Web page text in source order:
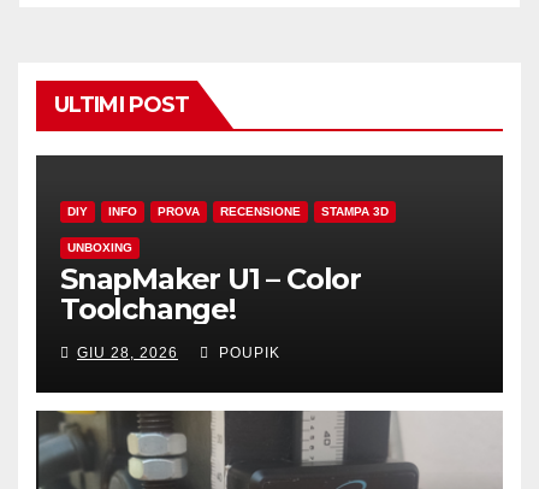
ULTIMI POST
DIY INFO PROVA RECENSIONE STAMPA 3D
UNBOXING
SnapMaker U1 – Color
Toolchange!
GIU 28, 2026 POUPIK